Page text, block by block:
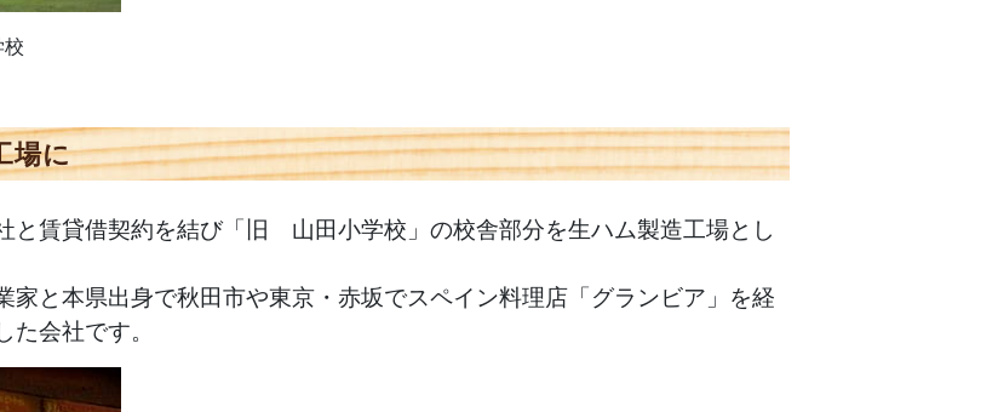
場に
賃貸借契約を結び「旧 山田小学校」の校舎部分を生ハム製造工場とし
と本県出身で秋田市や東京・赤坂でスペイン料理店「グランビア」を経
会社です。